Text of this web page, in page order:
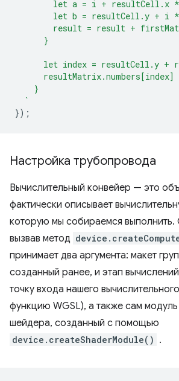
let a = i + resultCell.x
let b = resultCell.y + i
result = result +
      }
let index = resultCell.y +
resultMatrix.numbers[index]
    }
  `
});
Настройка трубопровода
Вычислительный конвейер — это
фактически описывает
которую мы собираемся выполнить.
вызвав метод
принимает два аргумента: макет
созданный ранее, и этап
точку входа нашего
функцию WGSL), а также сам модуль
шейдера, созданный с помощью
device.createShaderModule() .